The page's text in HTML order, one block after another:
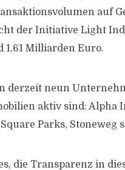
auf
der Initiative Light
1,61 Milliarden Euro.
derzeit neun
aktiv sind: Alpha
Parks, Stoneweg
die Transparenz in